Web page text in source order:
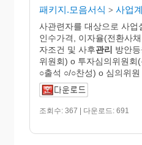
패키지.모음서식 > 사업
사관련자를 대상으로 사업
인수가격, 이자율(전환사
자조건 및 사후관리 방안
위원회) o 투자심의위원
○출석 ○/○찬성) o 심의위원
조회수: 367 | 다운로드: 691